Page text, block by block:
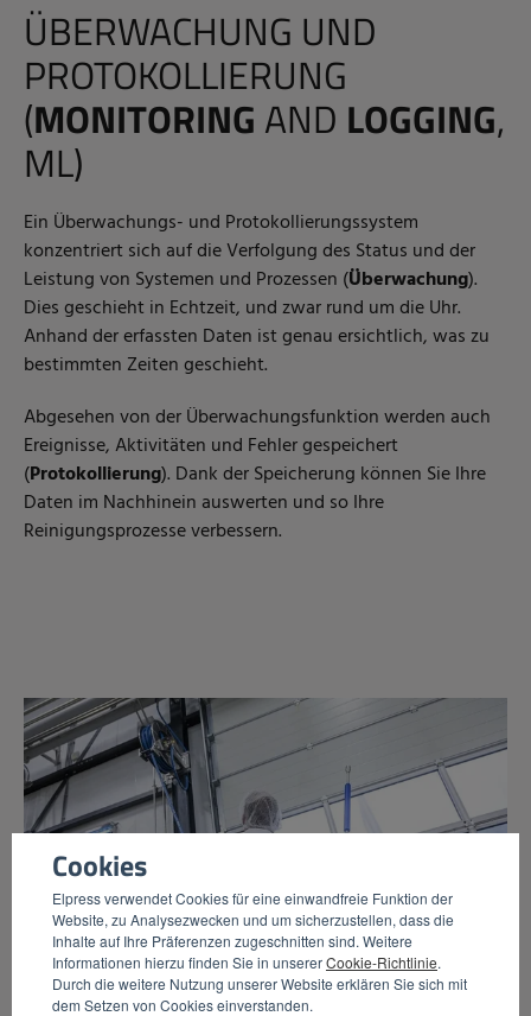
Cookies
Elpress verwendet Cookies für eine einwandfreie Funktion der
Website, zu Analysezwecken und um sicherzustellen, dass die
Inhalte auf Ihre Präferenzen zugeschnitten sind. Weitere
Informationen hierzu finden Sie in unsererCookie-Richtlinie.
Durch die weitere Nutzung unserer Website erklären Sie sich mit
dem Setzen von Cookies einverstanden.
ÜBERWACHUNG UND
PROTOKOLLIERUNG
(MONITORING AND LOGGING,
ML)
Ein Überwachungs- und Protokollierungssystem
konzentriert sich auf die Verfolgung des Status und der
Leistung von Systemen und Prozessen (Überwachung).
Dies geschieht in Echtzeit, und zwar rund um die Uhr.
Anhand der erfassten Daten ist genau ersichtlich, was zu
bestimmten Zeiten geschieht.
Abgesehen von der Überwachungsfunktion werden auch
Ereignisse, Aktivitäten und Fehler gespeichert
(Protokollierung). Dank der Speicherung können Sie Ihre
Daten im Nachhinein auswerten und so Ihre
Reinigungsprozesse verbessern.